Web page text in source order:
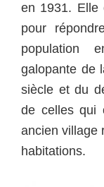
en 1931. Elle
pour
population
galopante de
siècle et du
de celles qui
ancien village
habitations.